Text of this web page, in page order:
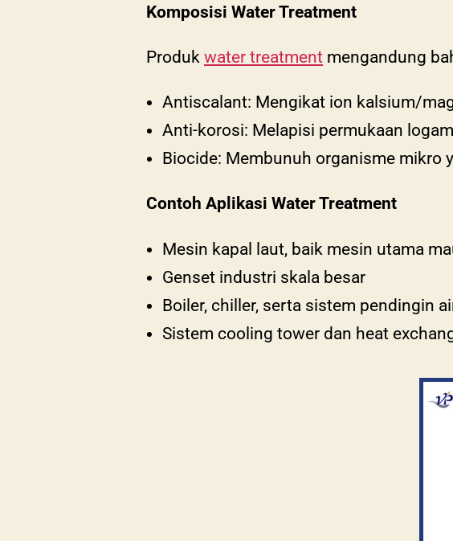
Komposisi Water Treatment
Produk water treatment mengandung
Antiscalant: Mengikat ion kalsium/
Anti-korosi: Melapisi permukaan
Biocide: Membunuh organisme mikro
Contoh Aplikasi Water Treatment
Mesin kapal laut, baik mesin utama
Genset industri skala besar
Boiler, chiller, serta sistem pendingin
Sistem cooling tower dan heat